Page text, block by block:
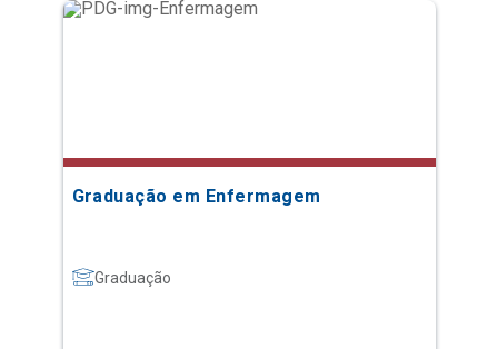
Graduação em Enfermagem
Graduação